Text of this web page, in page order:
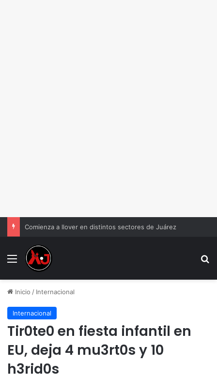
Comienza a llover en distintos sectores de Juárez
Menu
Inicio / Internacional
Internacional
Tir0te0 en fiesta infantil en
EU, deja 4 mu3rt0s y 10
h3rid0s